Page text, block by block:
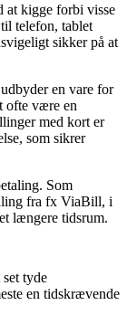
at kigge forbi visse
telefon, tablet
sikker på at
en vare for
ofte være en
med kort er
som sikrer
Som
fra fx ViaBill, i
længere tidsrum.
tyde
en tidskrævende